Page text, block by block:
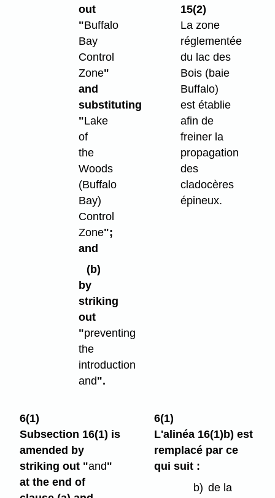
out
"Buffalo
Bay
Control
Zone"
and
substituting
"Lake
of
the
Woods
(Buffalo
Bay)
Control
Zone";
and
(b)
by
striking
out
"preventing
the
introduction
and".
15(2)
La zone
réglementée
du lac des
Bois (baie
Buffalo)
est établie
afin de
freiner la
propagation
des
cladocères
épineux.
6(1)
Subsection 16(1) is
amended by
striking out "and"
at the end of
6(1)
L'alinéa 16(1)b) est
remplacé par ce
qui suit :
b) de la